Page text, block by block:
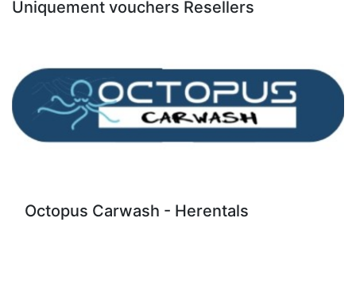
Uniquement vouchers Resellers
Octopus Carwash - Herentals